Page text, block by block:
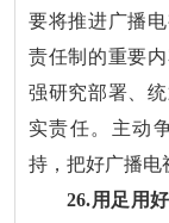
要将推进广播
责任制的重要
强研究部署、
实责任。主动
持，把好广播电
26.用足用